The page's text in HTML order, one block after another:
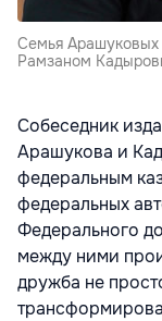
Семья Арашуковых
Рамзаном
Собеседник
Арашукова и
федеральным
федеральных
Федерального
между ними
дружба не